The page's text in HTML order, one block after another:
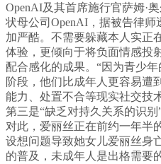
OpenAI及其首席施行官萨姆·
状母公司OpenAI，据被告律
加严酷。不需要躲藏本人实正
体验，更倾向于将负面情感投
配合感化的成果。“因为青少
阶段，他们比成年人更容易遭
能力、处置不合等现实社交技
第三是“缺乏对持久关系的识别
对此，爱丽丝正在前约一年半
设想问题导致她女儿爱丽丝身
的普及，未成年人是出格需要